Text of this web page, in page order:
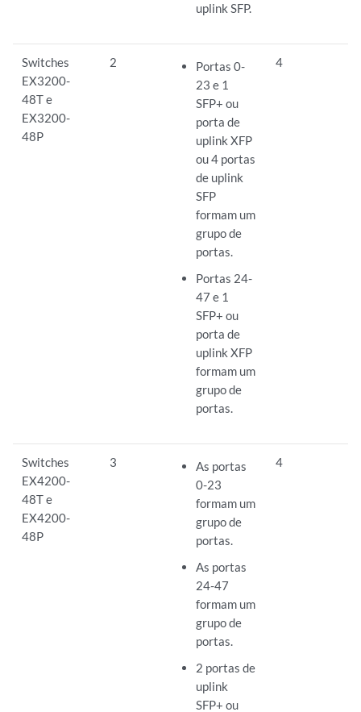
uplink SFP.
Switches
EX3200-
48T e
EX3200-
48P
2
Portas 0-
23 e 1
SFP+ ou
porta de
uplink XFP
ou 4 portas
de uplink
SFP
formam um
grupo de
portas.
Portas 24-
47 e 1
SFP+ ou
porta de
uplink XFP
formam um
grupo de
portas.
4
Switches
EX4200-
48T e
EX4200-
48P
3
As portas
0-23
formam um
grupo de
portas.
As portas
24-47
formam um
grupo de
portas.
2 portas de
uplink
SFP+ ou
4